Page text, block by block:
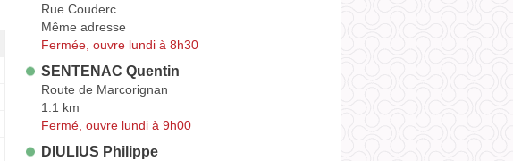
Rue Couderc
Même adresse
Fermée, ouvre lundi à 8h30
SENTENAC Quentin
Route de Marcorignan
1.1 km
Fermé, ouvre lundi à 9h00
DIULIUS Philippe